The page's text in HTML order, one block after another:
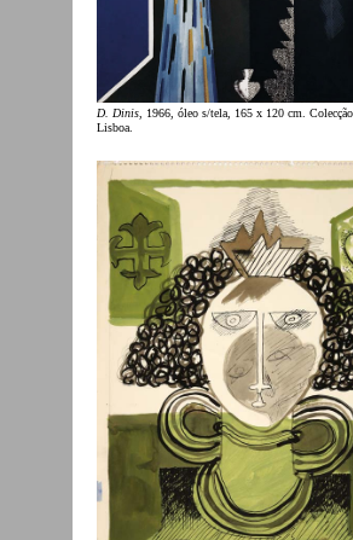
D. Dinis, 1966, óleo s/tela, 165 x 120 cm.
Lisboa.